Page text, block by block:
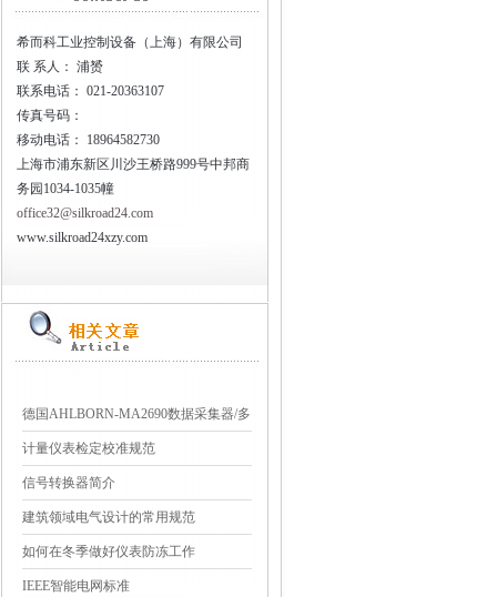
希而科工业控制设备（上海）有限公司
联 系人： 浦赟
联系电话： 021-20363107
传真号码：
移动电话：
18964582730
上海市浦东新区川沙王桥路999号中邦商
务园1034-1035幢
office32@silkroad24.com
www.silkroad24xzy.com
德国AHLBORN-MA2690数据采集器/多
点测量
计量仪表检定校准规范
信号转换器简介
建筑领域电气设计的常用规范
如何在冬季做好仪表防冻工作
IEEE智能电网标准